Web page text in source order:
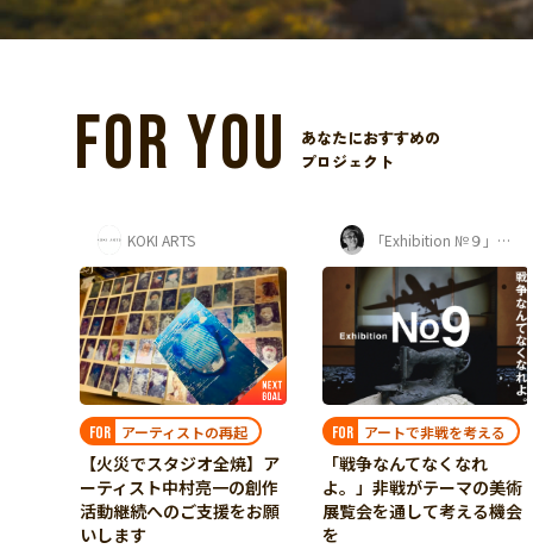
FOR YOU
あなたにおすすめの
プロジェクト
FOR アートで非戦を考える
「戦争なんてなくなれ
よ。」非戦がテーマの美術
展覧会を通して考える機会
を
一般社団法人和の道黎明会
FOR 和文化の継承
日本の書とその素晴らしい
意味を後世に残したい！黎
明会書簡書籍出版プロジェ
クト
251% 現在≈ $7,956.88
残り21日